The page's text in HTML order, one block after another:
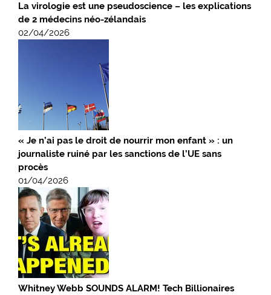
La virologie est une pseudoscience – les explications
de 2 médecins néo-zélandais
02/04/2026
« Je n’ai pas le droit de nourrir mon enfant » : un
journaliste ruiné par les sanctions de l’UE sans
procès
01/04/2026
Whitney Webb SOUNDS ALARM! Tech Billionaires